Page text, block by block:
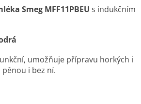
Smeg MFF11PBEU s indukčním
umožňuje přípravu horkých i
i bez ní.